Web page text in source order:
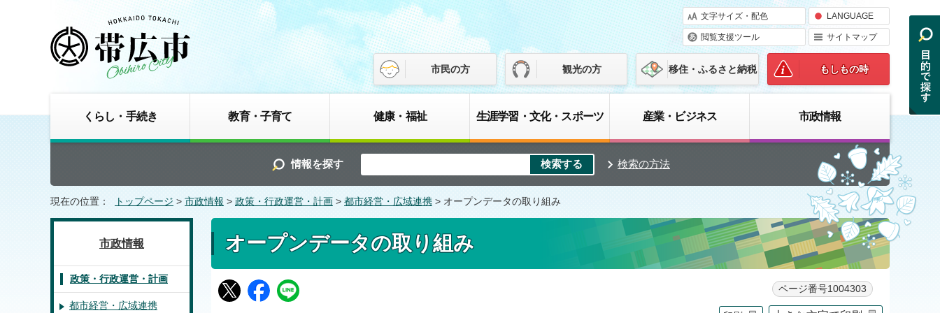
文字サイズ・配色 LANGUAGE
閲覧支援ツール サイトマップ
市民の方 観光の方 移住・ふるさと納税 もしもの時
くらし・手続き 教育・子育て 健康・福祉 生涯学習・文化・スポーツ 産業・ビジネス 市政情報
情報を探す 検索の方法
現在の位置： トップページ > 市政情報 > 政策・行政運営・計画 > 都市経営・広域連携 > オープンデータの取り組み
オープンデータの取り組み
ページ番号1004303
市政情報
政策・行政運営・計画
都市経営・広域連携